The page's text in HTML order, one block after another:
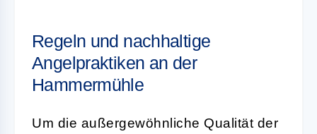
Regeln und nachhaltige
Angelpraktiken an der
Hammermühle
Um die außergewöhnliche Qualität der